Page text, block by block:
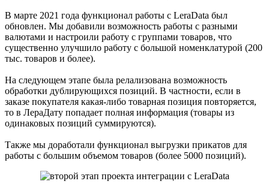
В марте 2021 года функционал работы с LeraData был
обновлен. Мы добавили возможность работы с разными
валютами и настроили работу с группами товаров, что
существенно улучшило работу с большой номенклатурой (200
тыс. товаров и более).
На следующем этапе была релализована возможность
обработки дублирующихся позиций. В частности, если в
заказе покупателя какая-либо товарная позиция повторяется,
то в ЛераДату попадает полная информация (товары из
одинаковых позиций суммируются).
Также мы доработали функционал выгрузки прикатов для
работы с большим объемом товаров (более 5000 позиций).